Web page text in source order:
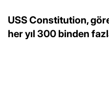
USS Constitution,
her yıl 300 binden